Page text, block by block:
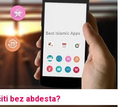
bez abdesta?